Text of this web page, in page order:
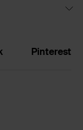
Pinterest